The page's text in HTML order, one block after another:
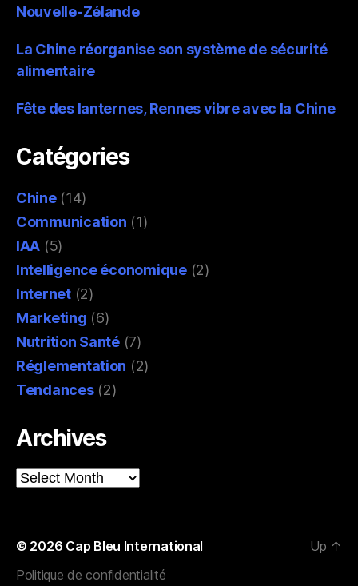
Nouvelle-Zélande
La Chine réorganise son système de sécurité
alimentaire
Fête des lanternes, Rennes vibre avec la Chine
Catégories
Chine(14)
Communication (1)
IAA (5)
Intelligence économique(2)
Internet(2)
Marketing (6)
Nutrition Santé(7)
Réglementation (2)
Tendances(2)
Archives
Archives
© 2026 Cap Bleu International
Politique de confidentialité
Up ↑